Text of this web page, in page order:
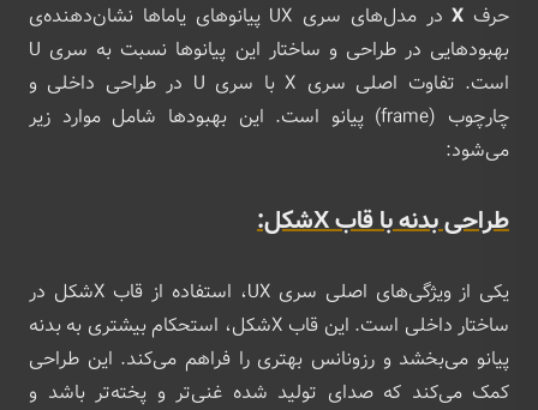
حرف X
در مدل‌های سری UX پیانوهای یاماها نشان‌دهنده‌ی
بهبودهایی در طراحی و ساختار این پیانوها نسبت به سری U
است. تفاوت اصلی سری X با سری U در طراحی داخلی و
چارچوب (frame) پیانو است. این بهبودها شامل موارد زیر
می‌شود:
طراحی بدنه با قاب X‌شکل:
یکی از ویژگی‌های اصلی سری UX، استفاده از قاب X‌شکل در
ساختار داخلی است. این قاب X‌شکل، استحکام بیشتری به بدنه
پیانو می‌بخشد و رزونانس بهتری را فراهم می‌کند. این طراحی
کمک می‌کند که صدای تولید شده غنی‌تر و پخته‌تر باشد و